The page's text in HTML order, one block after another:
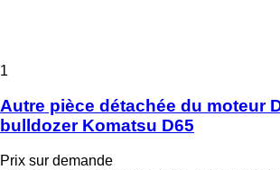
1
Autre pièce détachée du moteur
bulldozer Komatsu D65
Prix sur demande